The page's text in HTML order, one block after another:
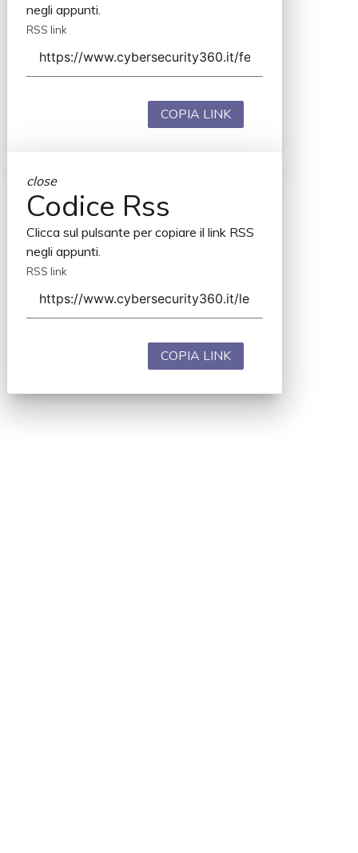
negli appunti.
RSS link
COPIA LINK
close
Codice Rss
Clicca sul pulsante per copiare il link RSS
negli appunti.
RSS link
COPIA LINK